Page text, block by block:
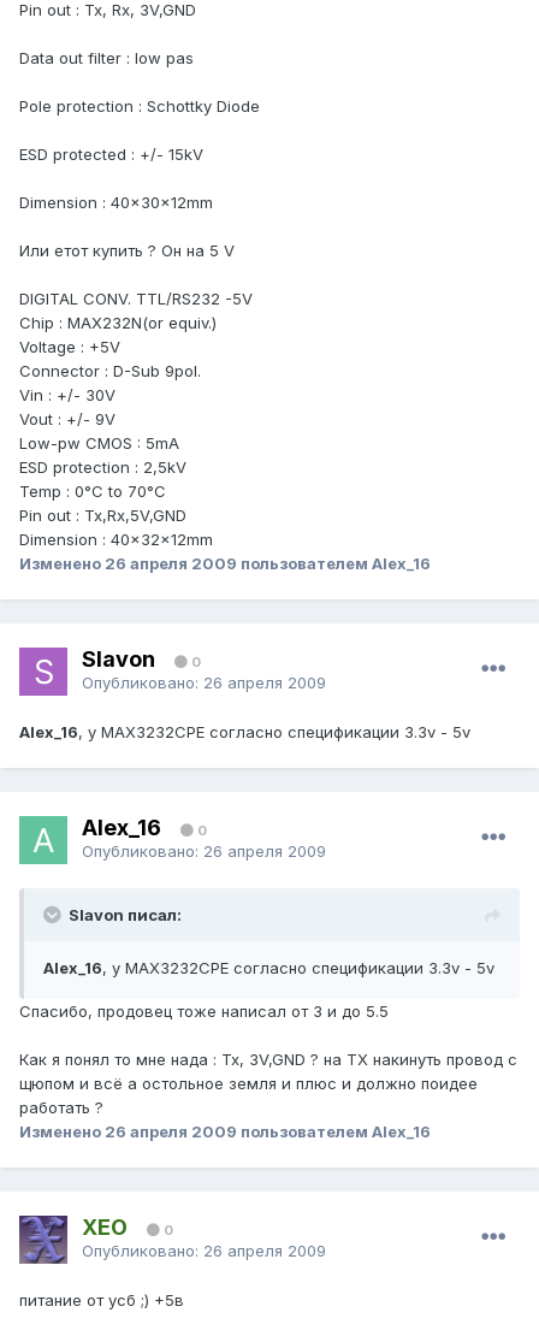
Pin out : Tx, Rx, 3V,GND
Data out filter : low pas
Pole protection : Schottky Diode
ESD protected : +/- 15kV
Dimension : 40x30x12mm
Или етот купить ? Он на 5 V
DIGITAL CONV. TTL/RS232 -5V
Chip : MAX232N(or equiv.)
Voltage : +5V
Connector : D-Sub 9pol.
Vin : +/- 30V
Vout : +/- 9V
Low-pw CMOS : 5mA
ESD protection : 2,5kV
Temp : 0°C to 70°C
Pin out : Tx,Rx,5V,GND
Dimension : 40x32x12mm
Изменено 26 апреля 2009 пользователем Alex_16
Slavon 0
Опубликовано: 26 апреля 2009
Alex_16, у MAX3232CPE согласно спецификации 3.3v - 5v
Alex_16 0
Опубликовано: 26 апреля 2009
Slavon писал:
Alex_16, у MAX3232CPE согласно спецификации 3.3v - 5v
Спасибо, продовец тоже написал от 3 и до 5.5
Как я понял то мне нада : Tx, 3V,GND ? на ТХ накинуть провод с
щюпом и всё а остольное земля и плюс и должно поидее
работать ?
Изменено 26 апреля 2009 пользователем Alex_16
XEO 0
Опубликовано: 26 апреля 2009
питание от усб ;) +5в